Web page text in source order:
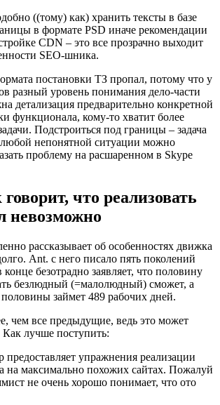
((тому) как) хранить тексты в базе
в формате PSD иначе рекомендации
CDN – это все прозрачно выходит
SEO-шника.
постановки ТЗ пропал, потому что у
разный уровень понимания дело-части
детализация предварительно конкретной
функционала, кому-то хватит более
Подстроиться под границы – задача
любой непонятной ситуации можно
проблему на расшаренном в Skype
что реализовать
невозможно
рассказывает об особенностях движка
Ant. с него писало пять поколений
безотрадно заявляет, что половину
безлюдный (=малолюдный) сможет, а
займет 489 рабочих дней.
чем все предыдущие, ведь это может
Как лучше поступить:
предоставляет упражнения реализации
на максимально похожих сайтах. Пожалуй
не очень хорошо понимает, что ото